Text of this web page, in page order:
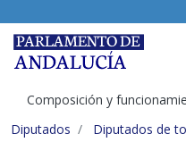
Composición y
Diputados Diputados de